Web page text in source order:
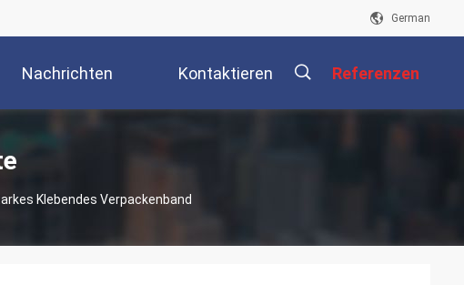
German
Nachrichten Kontaktieren Referenzen
Klebendes Verpackenband